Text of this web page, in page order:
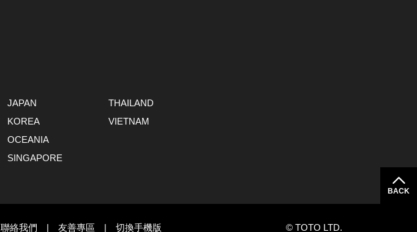
JAPAN
KOREA
OCEANIA
SINGAPORE
THAILAND
VIETNAM
聯絡我們 | 友善專區 | 切換手機版 © TOTO LTD.
BACK